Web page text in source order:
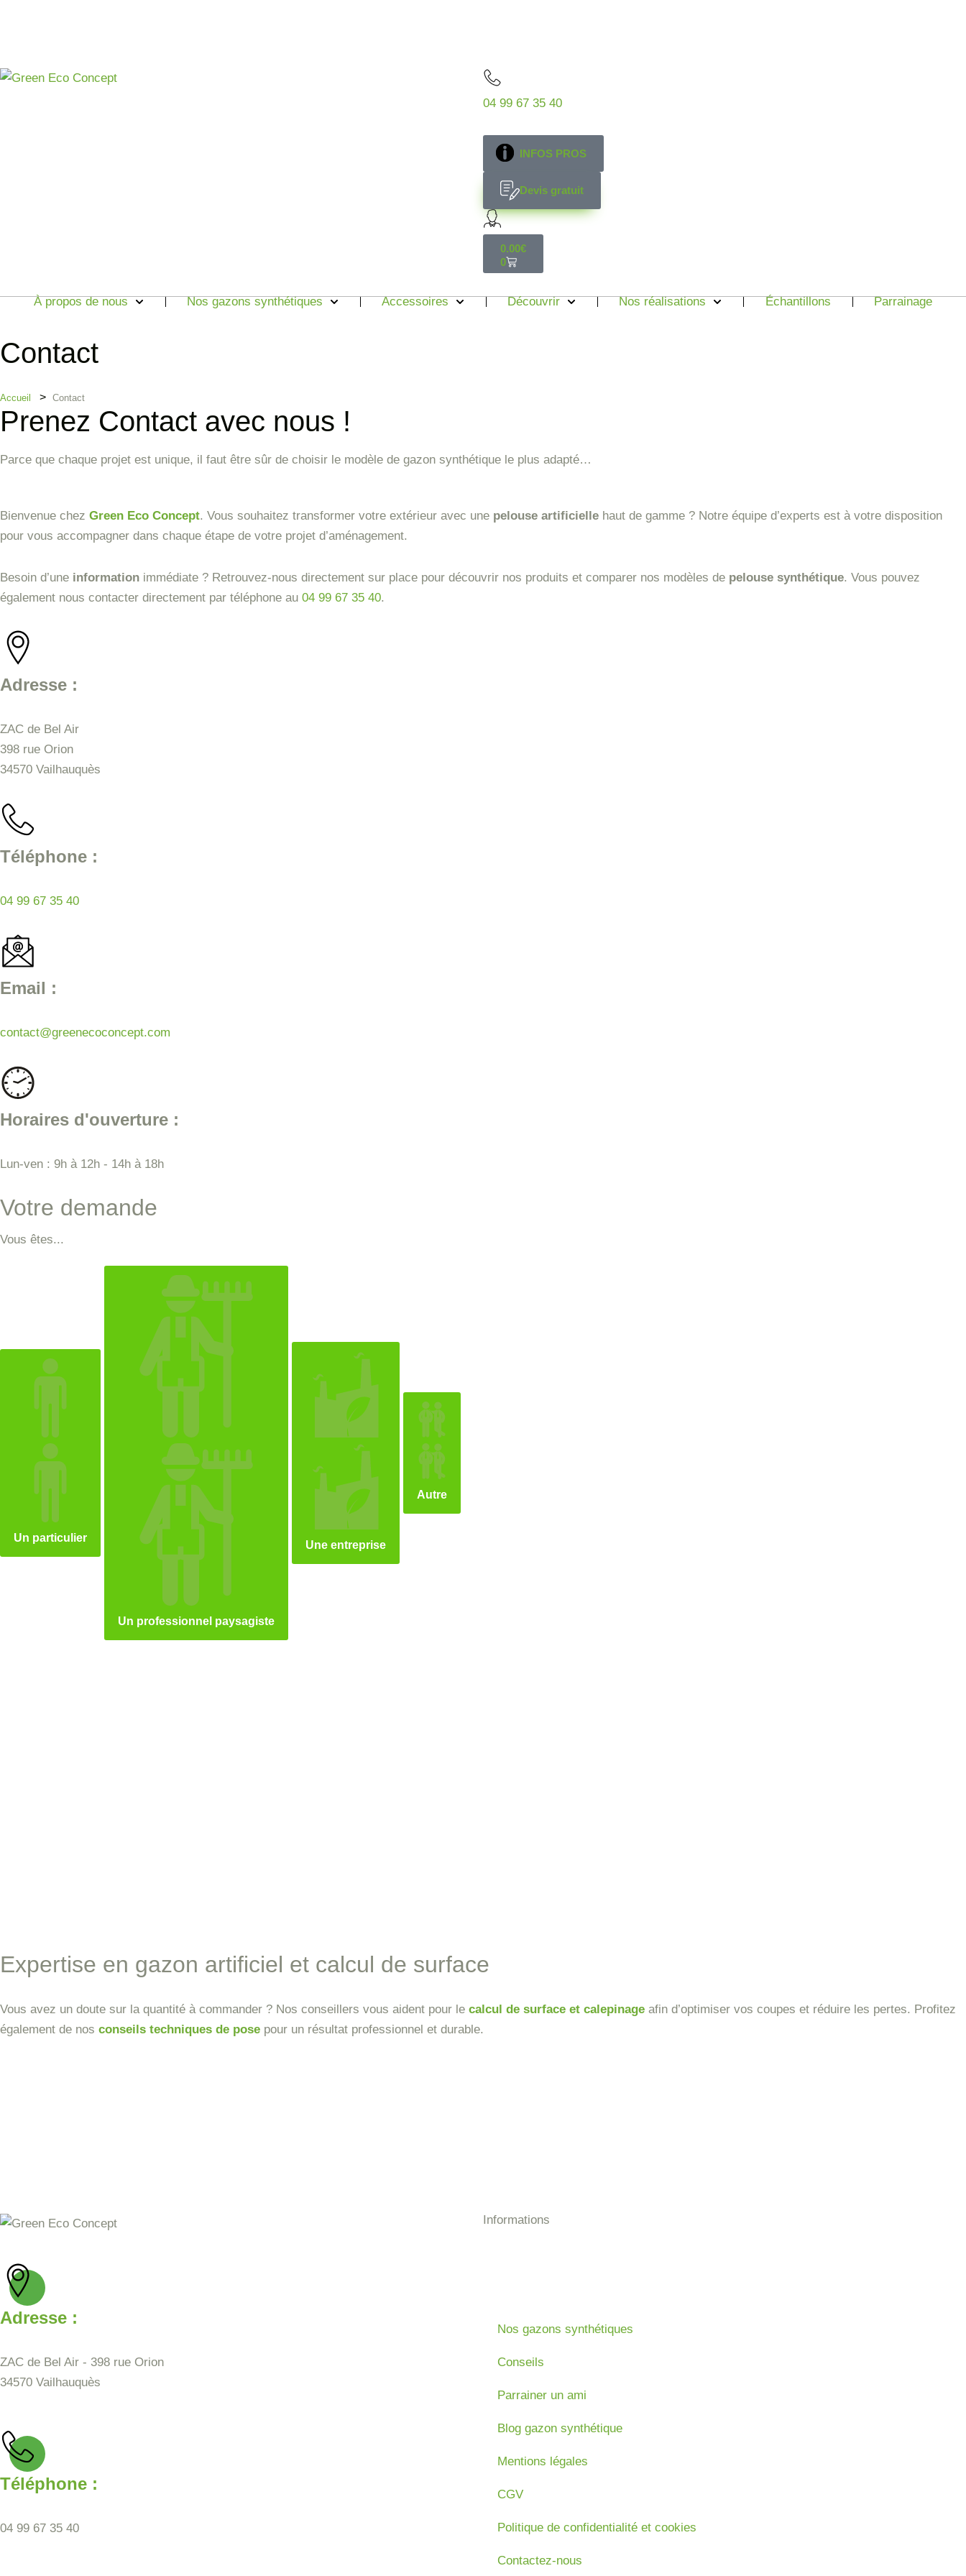
contenu
04 99 67 35 40
INFOS PROS
Devis gratuit
0.00€
0
À propos de nous Nos gazons synthétiques Accessoires Découvrir Nos réalisations Échantillons Parrainage
Contact
Accueil Contact
Prenez Contact avec nous !
Parce que chaque projet est unique, il faut être sûr de choisir le modèle de gazon synthétique le plus adapté…
Bienvenue chez Green Eco Concept. Vous souhaitez transformer votre extérieur avec une pelouse artificielle haut de gamme ? Notre équipe d’experts est à votre disposition
pour vous accompagner dans chaque étape de votre projet d’aménagement.
Besoin d’une information immédiate ? Retrouvez-nous directement sur place pour découvrir nos produits et comparer nos modèles de pelouse synthétique. Vous pouvez
également nous contacter directement par téléphone au 04 99 67 35 40.
Adresse :
ZAC de Bel Air
398 rue Orion
34570 Vailhauquès
Téléphone :
04 99 67 35 40
Email :
contact@greenecoconcept.com
Horaires d'ouverture :
Lun-ven : 9h à 12h - 14h à 18h
Votre demande
Vous êtes...
Un particulier
Un professionnel paysagiste
Une entreprise
Autre
Expertise en gazon artificiel et calcul de surface
Vous avez un doute sur la quantité à commander ? Nos conseillers vous aident pour le calcul de surface et calepinage afin d’optimiser vos coupes et réduire les pertes. Profitez
également de nos conseils techniques de pose pour un résultat professionnel et durable.
Adresse :
ZAC de Bel Air - 398 rue Orion
34570 Vailhauquès
Téléphone :
04 99 67 35 40
Informations
Nos gazons synthétiques
Conseils
Parrainer un ami
Blog gazon synthétique
Mentions légales
CGV
Politique de confidentialité et cookies
Contactez-nous